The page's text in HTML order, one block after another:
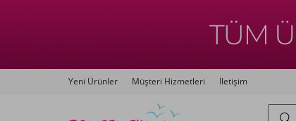
Yeni Ürünler Müşteri Hizmetleri İletişim